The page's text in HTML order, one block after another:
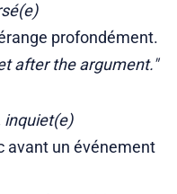
profondément.
after the argument."
inquiet(e)
avant un événement